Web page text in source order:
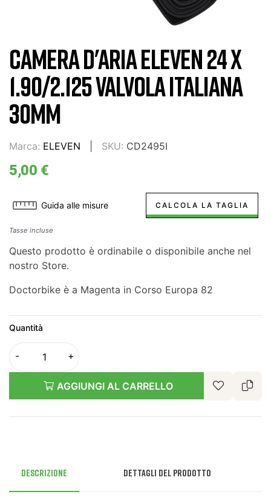
CAMERA D'ARIA ELEVEN 24 X
1.90/2.125 VALVOLA ITALIANA
30MM
Marca: ELEVEN SKU: CD2495I
5,00 €
Guida alle misure CALCOLA LA TAGLIA
Tasse incluse
Questo prodotto è ordinabile o disponibile anche nel
nostro Store.
Doctorbike è a Magenta in Corso Europa 82
Quantità
AGGIUNGI AL CARRELLO
Descrizione Dettagli del prodotto